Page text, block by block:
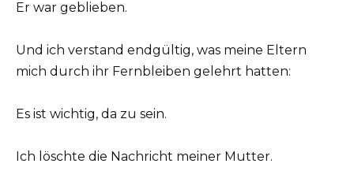
Er war geblieben.
Und ich verstand endgültig, was meine Eltern
mich durch ihr Fernbleiben gelehrt hatten:
Es ist wichtig, da zu sein.
Ich löschte die Nachricht meiner Mutter.